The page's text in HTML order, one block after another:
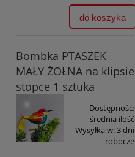
do koszyka
Bombka PTASZEK
MAŁY ŻOŁNA na klipsie
stopce 1 sztuka
Dostępność:
średnia ilość
Wysyłka w:3 dni
robocze